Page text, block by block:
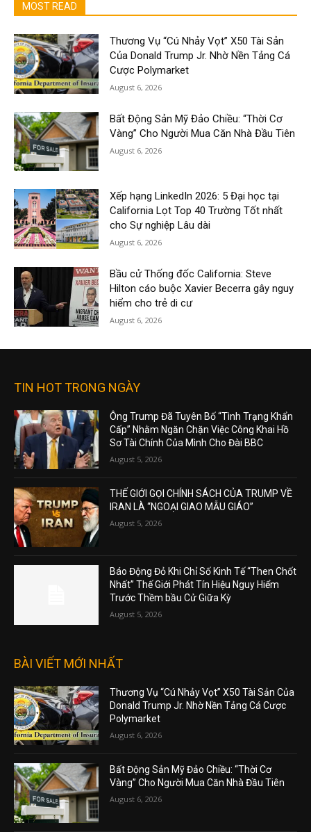
MOST READ
Thương Vụ “Cú Nhảy Vọt” X50 Tài Sản
Của Donald Trump Jr. Nhờ Nền Tảng Cá
Cược Polymarket
August 6, 2026
Bất Động Sản Mỹ Đảo Chiều: “Thời Cơ
Vàng” Cho Người Mua Căn Nhà Đầu Tiên
August 6, 2026
Xếp hạng LinkedIn 2026: 5 Đại học tại
California Lọt Top 40 Trường Tốt nhất
cho Sự nghiệp Lâu dài
August 6, 2026
Bầu cử Thống đốc California: Steve
Hilton cáo buộc Xavier Becerra gây nguy
hiểm cho trẻ di cư
August 6, 2026
TIN HOT TRONG NGÀY
Ông Trump Đã Tuyên Bố “Tình Trạng Khẩn
Cấp” Nhằm Ngăn Chặn Việc Công Khai Hồ
Sơ Tài Chính Của Mình Cho Đài BBC
August 5, 2026
THẾ GIỚI GỌI CHÍNH SÁCH CỦA TRUMP VỀ
IRAN LÀ “NGOẠI GIAO MẪU GIÁO”
August 5, 2026
Báo Động Đỏ Khi Chỉ Số Kinh Tế “Then Chốt
Nhất” Thế Giới Phát Tín Hiệu Nguy Hiểm
Trước Thềm bầu Cử Giữa Kỳ
August 5, 2026
BÀI VIẾT MỚI NHẤT
Thương Vụ “Cú Nhảy Vọt” X50 Tài Sản Của
Donald Trump Jr. Nhờ Nền Tảng Cá Cược
Polymarket
August 6, 2026
Bất Động Sản Mỹ Đảo Chiều: “Thời Cơ
Vàng” Cho Người Mua Căn Nhà Đầu Tiên
August 6, 2026